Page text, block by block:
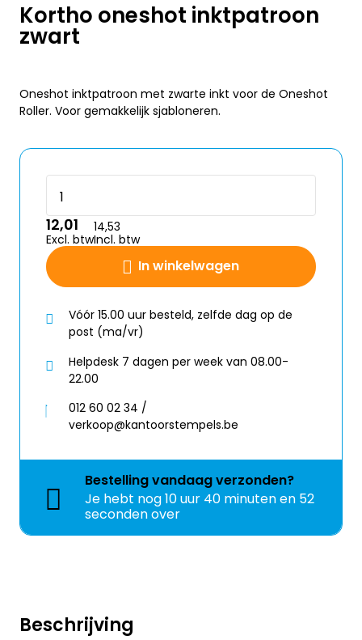
Beschrijving
Kortho oneshot inktpatroon
zwart
Oneshot inktpatroon met zwarte inkt voor de Oneshot
Roller. Voor gemakkelijk sjabloneren.
In winkelwagen
12,01
Excl. btw
14,53
Incl. btw
Vóór 15.00 uur besteld, zelfde dag op de
post (ma/vr)
Helpdesk 7 dagen per week van 08.00-
22.00
012 60 02 34 /
verkoop@kantoorstempels.be
Bestellingvandaagverzonden?
Je hebt nog10 uur 40 minuten en 52
seconden over